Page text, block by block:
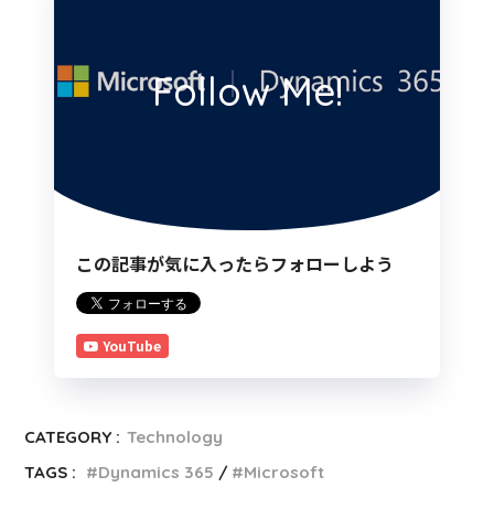
Follow Me!
この記事が気に入ったらフォローしよう
YouTube
CATEGORY : Technology
TAGS :
Dynamics 365 Microsoft